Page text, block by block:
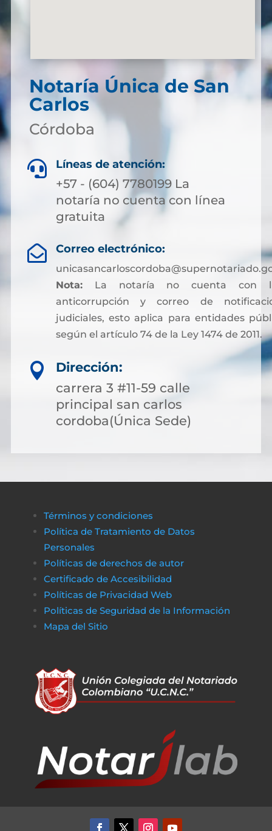
Notaría Única de San
Carlos
Córdoba
 Líneas de atención:
+57 - (604) 7780199 La
notaría no cuenta con línea
gratuita
 Correo electrónico:
Nota:La notaría no cuenta con
anticorrupción y correo de
judiciales, esto aplica para entidades
según el artículo 74 de la Ley 1474 de 2011.

Dirección:
carrera 3 #11-59 calle
principal san carlos
cordoba(Única Sede)
Términos y condiciones
Política de Tratamiento de Datos
Personales
Políticas de derechos de autor
Certificado de Accesibilidad
Políticas de Privacidad Web
Políticas de Seguridad de la Información
Mapa del Sitio